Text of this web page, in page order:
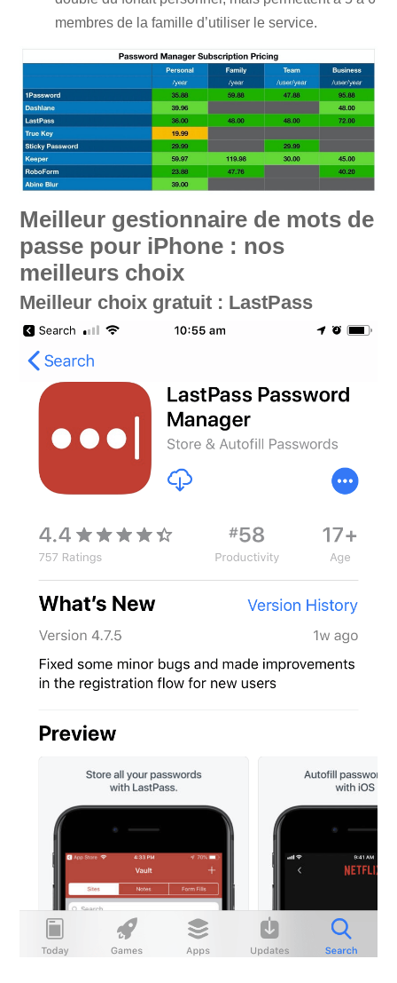
membres de la famille d’utiliser le service.
Meilleur gestionnaire de mots de
passe pour iPhone : nos
meilleurs choix
Meilleur choix gratuit : LastPass